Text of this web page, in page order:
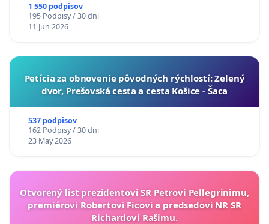
1 550 podpisov
195 Podpisy / 30 dni
11 Jun 2026
​Petícia za obnovenie pôvodných rýchlostí: Zelený
dvor, Prešovská cesta a cesta Košice - Šaca
537 podpisov
162 Podpisy / 30 dni
23 May 2026
Otvorený list prezidentovi SR Petrovi Pellegrinimu,
premiérovi Robertovi Ficovi a predsedovi NR SR
Richardovi Rašimu.